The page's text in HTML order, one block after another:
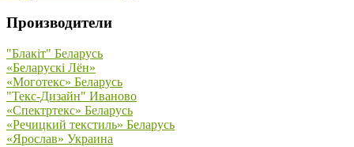
Производители
"Блакiт" Беларусь
«Беларускi Лён»
«Моготекс» Беларусь
"Текс-Дизайн" Иваново
«Спектртекс» Беларусь
«Речицкий текстиль» Беларусь
«Ярослав» Украина